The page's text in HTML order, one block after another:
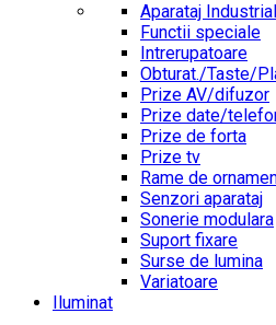
Aparataj Industrial
Functii speciale
Intrerupatoare
Obturat./Taste/
Prize AV/difuzor
Prize date/
Prize de forta
Prize tv
Rame de
Senzori aparataj
Sonerie modulara
Suport fixare
Surse de lumina
Variatoare
Iluminat